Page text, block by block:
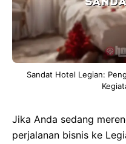
Sandat Hotel Legian:
Jika Anda sedang
perjalanan bisnis ke